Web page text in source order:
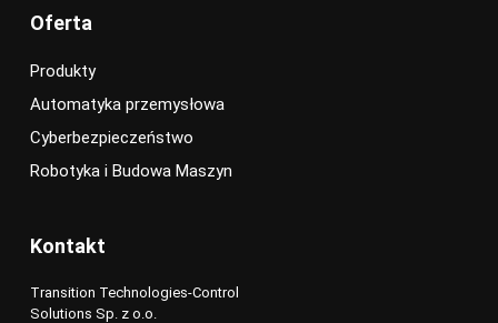
Oferta
Produkty
Automatyka przemysłowa
Cyberbezpieczeństwo
Robotyka i Budowa Maszyn
Kontakt
Transition Technologies-Control
Solutions Sp. z o.o.